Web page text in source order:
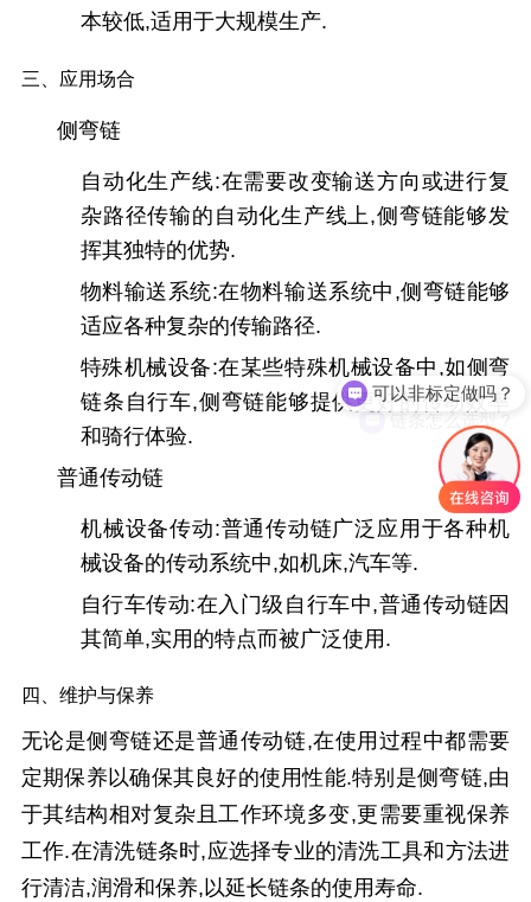
本较低,适用于大规模生产.
三、应用场合
侧弯链
自动化生产线:在需要改变输送方向或进行复
杂路径传输的自动化生产线上,侧弯链能够发
挥其独特的优势.
物料输送系统:在物料输送系统中,侧弯链能够
适应各种复杂的传输路径.
特殊机械设备:在某些特殊机械设备中,如侧弯
链条自行车,侧弯链能够提供更好的传动效率
和骑行体验.
普通传动链
机械设备传动:普通传动链广泛应用于各种机
械设备的传动系统中,如机床,汽车等.
自行车传动:在入门级自行车中,普通传动链因
其简单,实用的特点而被广泛使用.
四、维护与保养
无论是侧弯链还是普通传动链,在使用过程中都需要
定期保养以确保其良好的使用性能.特别是侧弯链,由
于其结构相对复杂且工作环境多变,更需要重视保养
工作.在清洗链条时,应选择专业的清洗工具和方法进
行清洁,润滑和保养,以延长链条的使用寿命.
链条怎么选型？
可以非标定做吗？